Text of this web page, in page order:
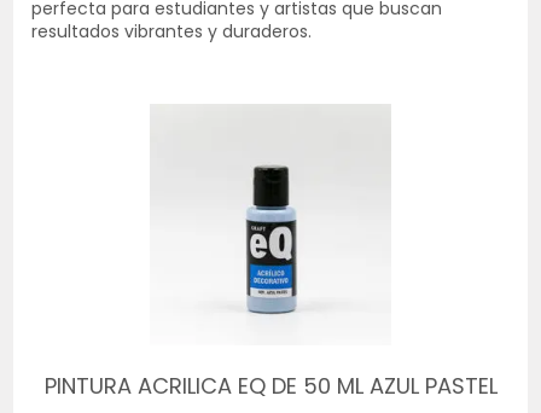
perfecta para estudiantes y artistas que buscan
resultados vibrantes y duraderos.
PINTURA ACRILICA EQ DE 50 ML AZUL PASTEL